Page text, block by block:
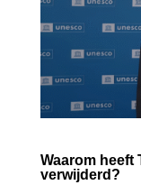
Waarom heeft
verwijderd?